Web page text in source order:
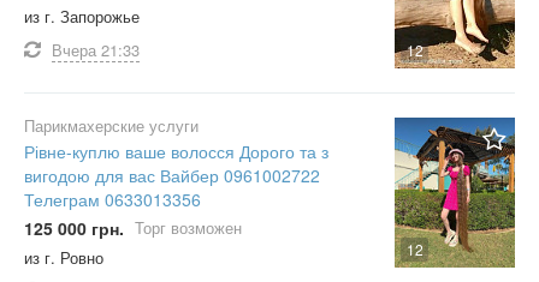
12
из г. Запорожье
Вчера 21:33
12
Парикмахерские услуги
Рівне-куплю ваше волосся Дорого та з
вигодою для вас Вайбер 0961002722
Телеграм 0633013356
125 000 грн. Торг возможен
из г. Ровно